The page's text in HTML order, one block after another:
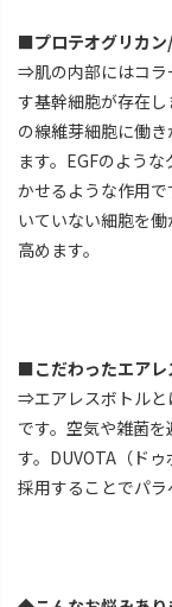
■プロテオグリカン
⇒肌の内部にはコラ
す基幹細胞が存在
の線維芽細胞に働
ます。EGFのよう
かせるような作用
いていない細胞を
高めます。
■こだわったエアレ
⇒エアレスボトルと
です。空気や雑菌
す。DUVOTA（ド
採用することでパラ